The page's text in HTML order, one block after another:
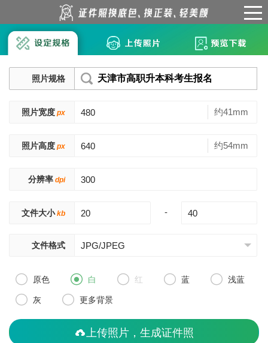
照片规格 天津市高职升本科考生报名
照片宽度 px 约41mm
照片高度 px 约54mm
分辨率 dpi
文件大小kb -
文件格式
 原色  白  红  蓝  浅蓝
 灰  更多背景
上传照片，生成证件照